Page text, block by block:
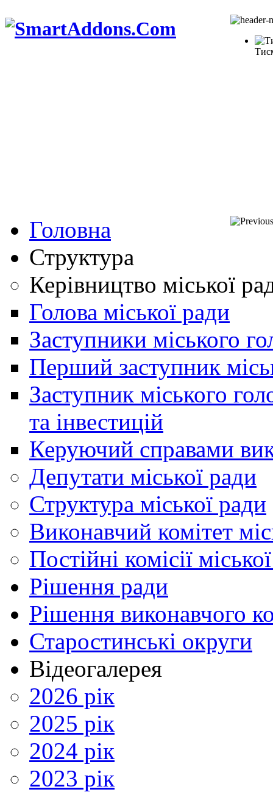
Головна
Структура
Керівництво міської
Голова міської ради
Заступники міського
Перший заступник
Заступник міського
та інвестицій
Керуючий справами
Депутати міської ради
Структура міської ради
Виконавчий комітет
Постійні комісії
Рішення ради
Рішення виконавчого
Старостинські округи
Відеогалерея
2026 рік
2025 рік
2024 рік
2023 рік